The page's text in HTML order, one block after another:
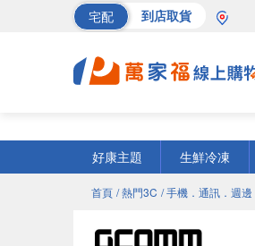
宅配 到店取貨
好康主題
生鮮冷凍
首頁 / 熱門3C / 手機．通訊．週邊